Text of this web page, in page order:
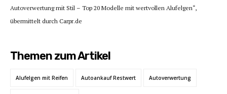
Autoverwertung mit Stil – Top 20 Modelle mit wertvollen Alufelgen“,
übermittelt durch Carpr.de
Themen zum Artikel
Alufelgen mit Reifen Autoankauf Restwert Autoverwertung